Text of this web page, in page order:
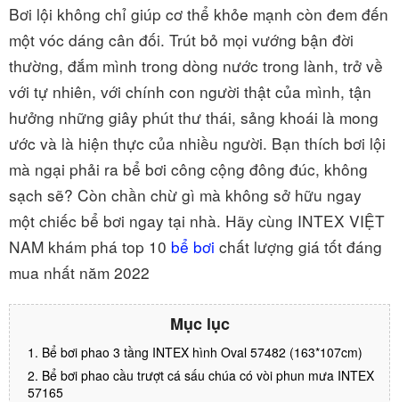
Bơi lội không chỉ giúp cơ thể khỏe mạnh còn đem đến
một vóc dáng cân đối. Trút bỏ mọi vướng bận đời
thường, đắm mình trong dòng nước trong lành, trở về
với tự nhiên, với chính con người thật của mình, tận
hưởng những giây phút thư thái, sảng khoái là mong
ước và là hiện thực của nhiều người. Bạn thích bơi lội
mà ngại phải ra bể bơi công cộng đông đúc, không
sạch sẽ? Còn chần chừ gì mà không sở hữu ngay
một chiếc bể bơi ngay tại nhà. Hãy cùng INTEX VIỆT
NAM khám phá top 10 bể bơi chất lượng giá tốt đáng
mua nhất năm 2022
Mục lục
1. Bể bơi phao 3 tầng INTEX hình Oval 57482 (163*107cm)
2. Bể bơi phao cầu trượt cá sấu chúa có vòi phun mưa INTEX
57165